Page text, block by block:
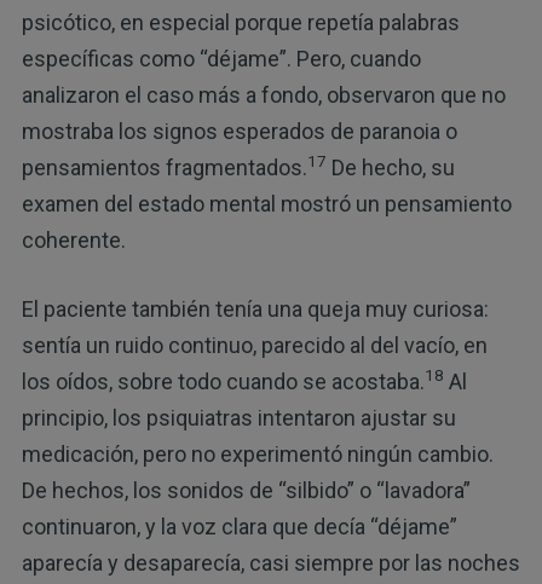
psicótico, en especial porque repetía palabras
específicas como “déjame”. Pero, cuando
analizaron el caso más a fondo, observaron que no
mostraba los signos esperados de paranoia o
pensamientos fragmentados.17 De hecho, su
examen del estado mental mostró un pensamiento
coherente.
El paciente también tenía una queja muy curiosa:
sentía un ruido continuo, parecido al del vacío, en
los oídos, sobre todo cuando se acostaba.18 Al
principio, los psiquiatras intentaron ajustar su
medicación, pero no experimentó ningún cambio.
De hechos, los sonidos de “silbido” o “lavadora”
continuaron, y la voz clara que decía “déjame”
aparecía y desaparecía, casi siempre por las noches